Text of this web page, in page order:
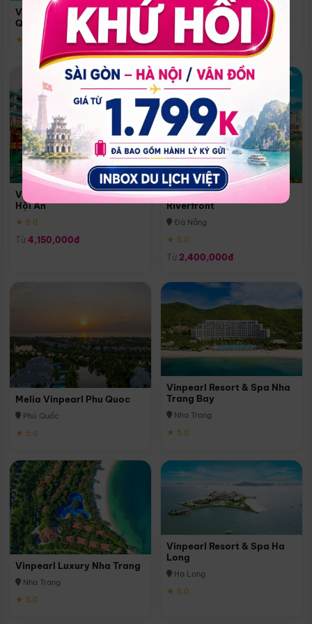
Vinpearl Resort & Spa Phu
Quoc
★ 5.0
Quoc
Phú Quốc
★ 5.0
Vinpearl Resort & Golf Nam
Hội An
★ 5.0
Từ 4,150,000đ
Melia Vinpearl Danang
Riverfront
Đà Nẵng
★ 5.0
Từ 2,400,000đ
Melia Vinpearl Phu Quoc
Phú Quốc
★ 5.0
Vinpearl Resort & Spa Nha
Trang Bay
Nha Trang
★ 5.0
Vinpearl Luxury Nha Trang
Nha Trang
★ 5.0
Vinpearl Resort & Spa Ha
Long
Hạ Long
★ 5.0